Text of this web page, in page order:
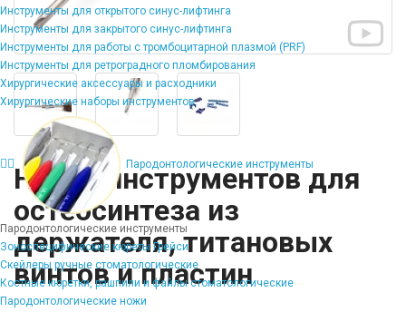
Инструменты для открытого синус-лифтинга
Инструменты для закрытого синус-лифтинга
Инструменты для работы с тромбоцитарной плазмой (PRF)
Инструменты для ретроградного пломбирования
Хирургические аксессуары и расходники
Хирургические наборы инструментов
Пародонтологические инструменты
Пародонтологические инструменты
Зоноспецифические кюреты Грейси
Скейлеры ручные стоматологические
Костные кюретки, рашпили и файлы стоматологические
Пародонтологические ножи
Набор инструментов для
остеосинтеза из
держателя, титановых
винтов и пластин